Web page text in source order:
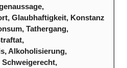
Glaubhaftigkeit, Konstanz
Tathergang,
Alkoholisierung,